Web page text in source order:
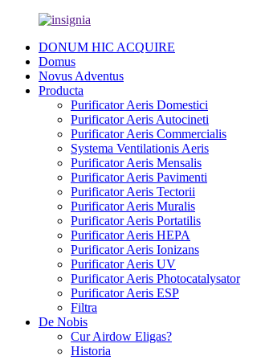
DONUM HIC ACQUIRE
Domus
Novus Adventus
Producta
Purificator Aeris Domestici
Purificator Aeris Autocineti
Purificator Aeris Commercialis
Systema Ventilationis Aeris
Purificator Aeris Mensalis
Purificator Aeris Pavimenti
Purificator Aeris Tectorii
Purificator Aeris Muralis
Purificator Aeris Portatilis
Purificator Aeris HEPA
Purificator Aeris Ionizans
Purificator Aeris UV
Purificator Aeris Photocatalysator
Purificator Aeris ESP
Filtra
De Nobis
Cur Airdow Eligas?
Historia